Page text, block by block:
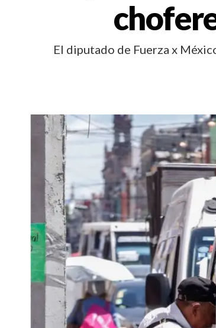
El diputado de Fuerza x